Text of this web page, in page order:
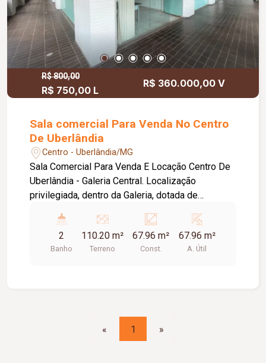
R$ 800,00
R$ 750,00 L
R$ 360.000,00 V
Sala comercial Para Venda No Centro
De Uberlândia
Centro - Uberlândia/MG
Sala Comercial Para Venda E Locação Centro De
Uberlândia - Galeria Central. Localização
privilegiada, dentro da Galeria, dotada de
34,37m² e Área Construída de 55,70m² de Área
Construída. Outra Sala com Área Privativa de
33,59m² e Área Construída de 54,50 m² de Área
Separadas Pelo Valor De R$ 180.000,00 Cada
2
Banho
110.20 m²
Terreno
67.96 m²
Const.
67.96 m²
A. Útil
« 1 »